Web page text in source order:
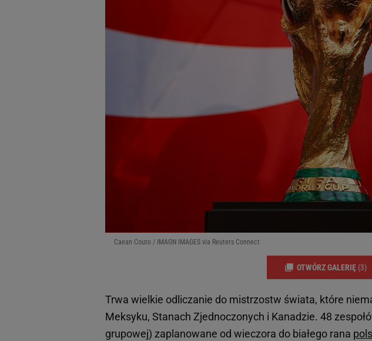
Caean Couto / IMAGN IMAGES via Reuters Connect
OTWÓRZ GALERIĘ (3)
Trwa wielkie odliczanie do mistrzostw świata, które
Meksyku, Stanach Zjednoczonych i Kanadzie. 48
grupowej) zaplanowane od wieczora do białego rana